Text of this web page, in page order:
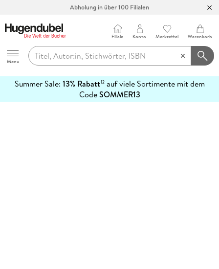
Abholung in über 100 Filialen
Hugendubel
Menu
Filiale Konto Merkzettel Warenkorb
Summer Sale: 13% Rabatt12auf viele Sortimente mit dem
CodeSOMMER13
erfahren